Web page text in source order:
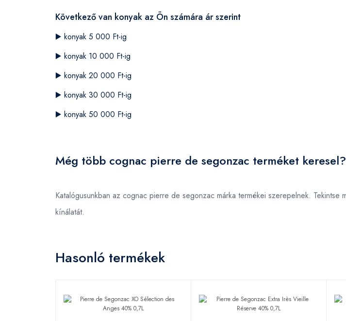
Következő van konyak az Ön számára ár szerint
▶️ konyak 5 000 Ft-ig
▶️ konyak 10 000 Ft-ig
▶️ konyak 20 000 Ft-ig
▶️ konyak 30 000 Ft-ig
▶️ konyak 50 000 Ft-ig
Még több cognac pierre de segonzac terméket keresel?
Katalógusunkban az cognac pierre de segonzac márka termékei szerepelnek. Tekintse
kínálatát.
Hasonló termékek